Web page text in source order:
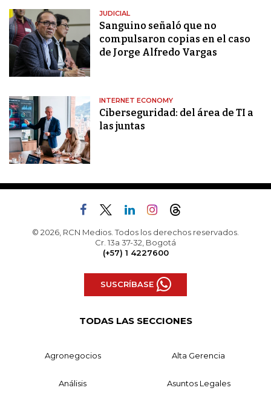
JUDICIAL
Sanguino señaló que no
compulsaron copias en el caso
de Jorge Alfredo Vargas
INTERNET ECONOMY
Ciberseguridad: del área de TI a
las juntas
© 2026, RCN Medios. Todos los derechos reservados.
Cr. 13a 37-32, Bogotá
(+57) 1 4227600
SUSCRÍBASE
TODAS LAS SECCIONES
Agronegocios Alta Gerencia
Análisis Asuntos Legales